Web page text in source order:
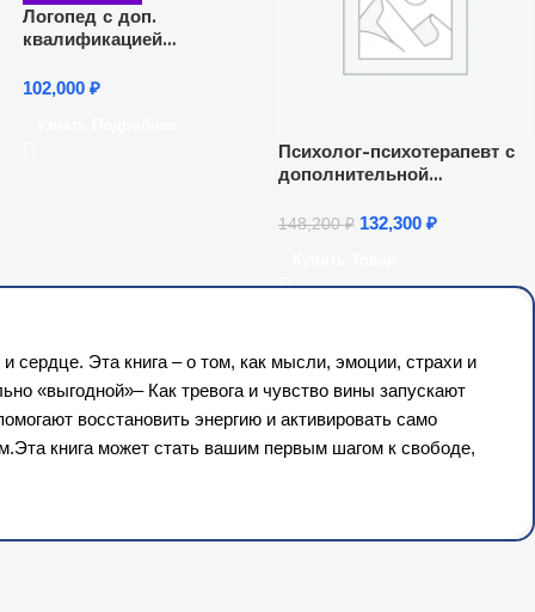
Логопед с доп.
квалификацией
102,000₽
Психолог-психотерапевт с
дополнительной
транзактного анализа
148,200₽ 132,300 ₽
Эта книга – о том, как мысли, эмоции, страхи и
«выгодной»– Как тревога и чувство вины запускают
восстановить энергию и активировать само
книга может стать вашим первым шагом к свободе,